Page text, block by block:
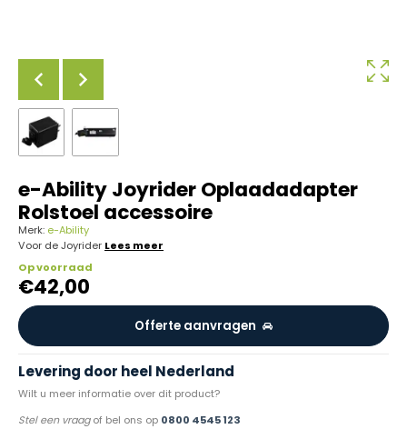
e-Ability Joyrider Oplaadadapter
Rolstoel accessoire
Merk: e-Ability
Voor de Joyrider Lees meer
Op voorraad
€42,00
Offerte aanvragen
Levering door heel Nederland
Wilt u meer informatie over dit product?
Stel een vraagof bel ons op 0800 4545 123